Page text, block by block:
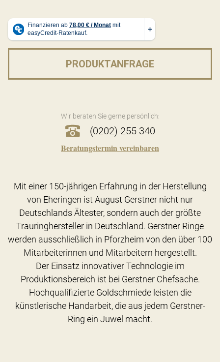
PRODUKTANFRAGE
Wir beraten Sie gerne persönlich:
(0202) 255 340
Beratungstermin vereinbaren
Mit einer 150-jährigen Erfahrung in der Herstellung
von Eheringen ist August Gerstner nicht nur
Deutschlands Ältester, sondern auch der größte
Trauringhersteller in Deutschland. Gerstner Ringe
werden ausschließlich in Pforzheim von den über 100
Mitarbeiterinnen und Mitarbeitern hergestellt.
Der Einsatz innovativer Technologie im
Produktionsbereich ist bei Gerstner Chefsache.
Hochqualifizierte Goldschmiede leisten die
künstlerische Handarbeit, die aus jedem Gerstner-
Ring ein Juwel macht.